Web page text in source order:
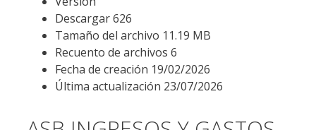
Descargar626
Tamaño del archivo 11.19 MB
Recuento de archivos 6
Fecha de creación 19/02/2026
Última actualización 23/07/2026